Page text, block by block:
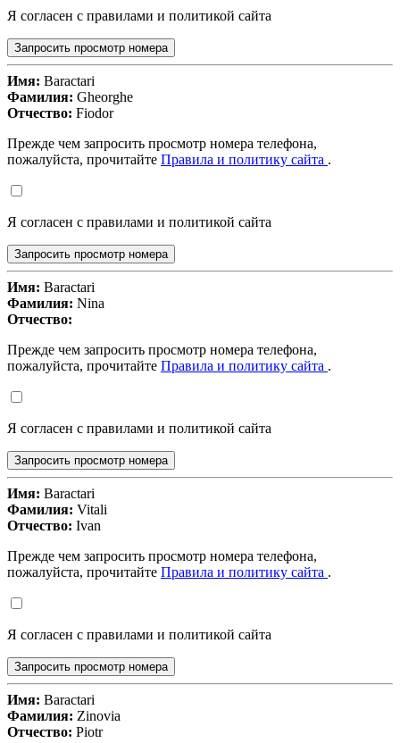
Я согласен с правилами и политикой сайта
Запросить просмотр номера
Имя: Baractari
Фамилия: Gheorghe
Отчество: Fiodor
Прежде чем запросить просмотр номера телефона,
пожалуйста, прочитайте Правила и политику сайта .
Я согласен с правилами и политикой сайта
Запросить просмотр номера
Имя: Baractari
Фамилия: Nina
Отчество:
Прежде чем запросить просмотр номера телефона,
пожалуйста, прочитайте Правила и политику сайта .
Я согласен с правилами и политикой сайта
Запросить просмотр номера
Имя: Baractari
Фамилия: Vitali
Отчество: Ivan
Прежде чем запросить просмотр номера телефона,
пожалуйста, прочитайте Правила и политику сайта .
Я согласен с правилами и политикой сайта
Запросить просмотр номера
Имя: Baractari
Фамилия: Zinovia
Отчество: Piotr